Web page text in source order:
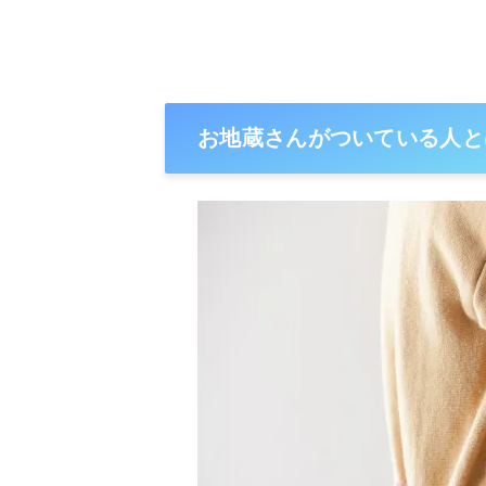
お地蔵さんがついている人